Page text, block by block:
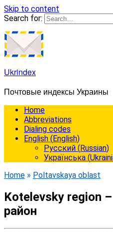
Skip to content
Search for:
Ukrindex
Почтовые индексы Украины
Home
Abbreviations
Dialing codes
English (English)
Русский (Russian)
Українська (
Home » Poltavskaya oblast
Kotelevsky region
район